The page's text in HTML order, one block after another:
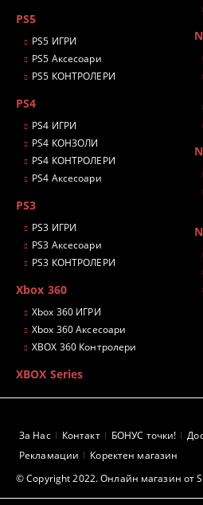
PS5
PS5 ИГРИ
PS5 Аксесоари
PS5 КОНТРОЛЕРИ
PS4
PS4 ИГРИ
PS4 КОНЗОЛИ
PS4 КОНТРОЛЕРИ
PS4 Аксесоари
PS3
PS3 ИГРИ
PS3 Аксесоари
PS3 КОНТРОЛЕРИ
Xbox 360
Xbox 360 ИГРИ
Xbox 360 Аксесоари
XBOX 360 Контролери
XBOX Series
© Copyright 2022. Онлайн магазин от
За Нас Контакт БОНУС точки!
Рекламации
Коректен магазин